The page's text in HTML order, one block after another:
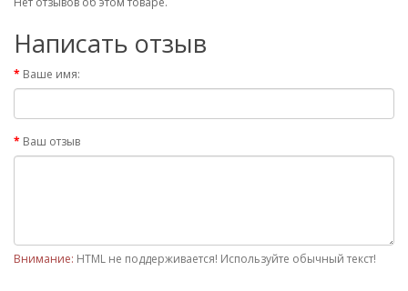
Написать отзыв
Ваше имя:
Ваш отзыв
Внимание: HTML не поддерживается! Используйте обычный текст!